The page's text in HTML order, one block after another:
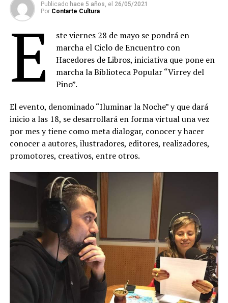
Publicado hace 5 años, el 26/05/2021
Por Contarte Cultura
E
ste viernes 28 de mayo se pondrá en
marcha el Ciclo de Encuentro con
Hacedores de Libros, iniciativa que pone en
marcha la Biblioteca Popular “Virrey del
Pino”.
El evento, denominado “Iluminar la Noche” y que dará
inicio a las 18, se desarrollará en forma virtual una vez
por mes y tiene como meta dialogar, conocer y hacer
conocer a autores, ilustradores, editores, realizadores,
promotores, creativos, entre otros.